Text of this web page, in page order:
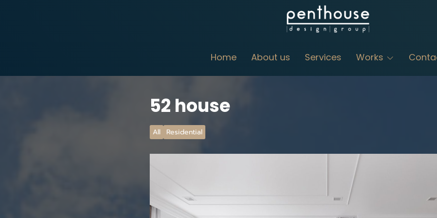
Home About us Services Works
52 house
All Residential